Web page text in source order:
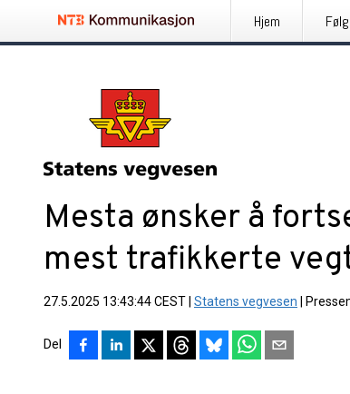
Hjem
Mesta ønsker å
mest trafikkerte
27.5.2025 13:43:44 CEST Statens vegvesen
Del